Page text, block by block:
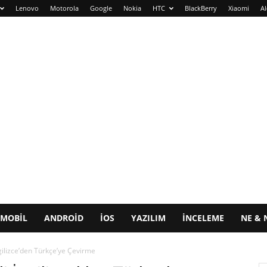
Lenovo Motorola Google Nokia HTC BlackBerry Xiaomi
MOBIL ANDROID IOS YAZILIM İNCELEME NE &
Türkçe’ye Çevirme